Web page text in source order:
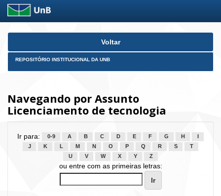
Skip
Voltar
REPOSITÓRIO INSTITUCIONAL DA UNB
Navegando por Assunto
Licenciamento de tecnologia
Ir para: 0-9 A B C D E F G H
J
K L M N O P Q R S
T
U
V W X Y Z
ou entre com as primeiras letras: